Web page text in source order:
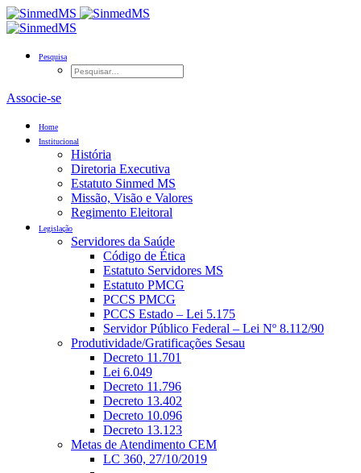
Pesquisa
Associe-se
Home
Institucional
História
Diretoria Executiva
Estatuto Sinmed MS
Missão, Visão e Valores
Regimento Eleitoral
Legislação
Servidores da Saúde
Código de Ética
Estatuto Servidores MS
Estatuto PMCG
PCCS PMCG
PCCS Estado – Lei 5.175
Servidor Público Federal – Lei Nº 8.112/90
Produtividade/Gratificações Sesau
Decreto 11.701
Lei 6.049
Decreto 11.796
Decreto 13.402
Decreto 10.096
Decreto 13.123
Metas de Atendimento CEM
LC 360, 27/10/2019